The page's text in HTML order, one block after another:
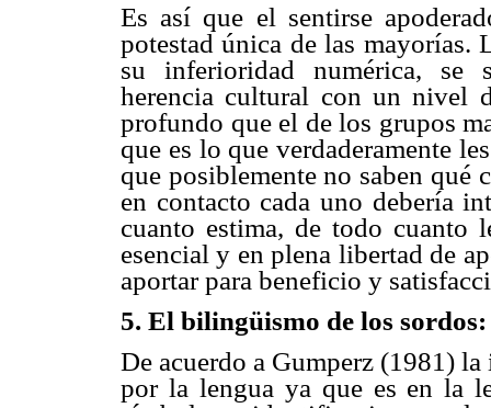
Es así que el sentirse
potestad única de las mayorías.
su inferioridad numérica, se
herencia cultural con un nivel
profundo que el de los grupos
que es lo que verdaderamente
que posiblemente no saben qué
en contacto cada uno debería
cuanto estima, de todo cuanto
esencial y en plena libertad de
aportar para beneficio y
5. El bilingüismo de los
De acuerdo a Gumperz (1981)
por la lengua ya que es en la